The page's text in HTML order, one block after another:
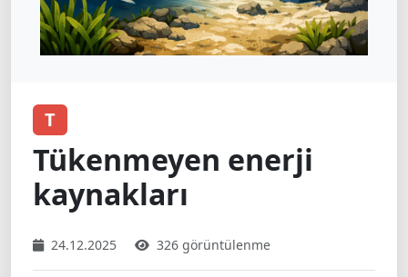
T
Tükenmeyen enerji
kaynakları
24.12.2025 326 görüntülenme